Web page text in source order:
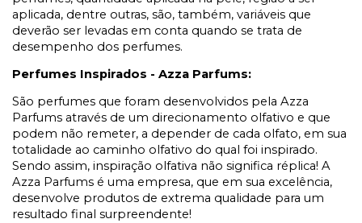
aplicada, dentre outras, são, também, variáveis que
deverão ser levadas em conta quando se trata de
desempenho dos perfumes.
Perfumes Inspirados - Azza Parfums:
São perfumes que foram desenvolvidos pela Azza
Parfums através de um direcionamento olfativo e que
podem não remeter, a depender de cada olfato, em sua
totalidade ao caminho olfativo do qual foi inspirado.
Sendo assim, inspiração olfativa não significa réplica! A
Azza Parfums é uma empresa, que em sua excelência,
desenvolve produtos de extrema qualidade para um
resultado final surpreendente!